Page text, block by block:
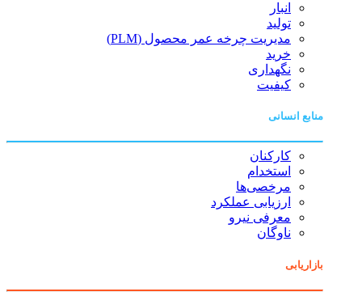
انبار
تولید
مدیریت چرخه عمر محصول (PLM)
خرید
نگهداری
کیفیت
منابع انسانی
کارکنان
استخدام
مرخصی‌ها
ارزیابی عملکرد
معرفی نیرو
ناوگان
بازاریابی